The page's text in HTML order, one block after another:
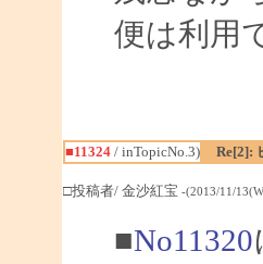
便は利用
■11324/ inTopicNo.3) Re[2]:
□投稿者/ 金沙紅宝 -(2013/11/
■No11320